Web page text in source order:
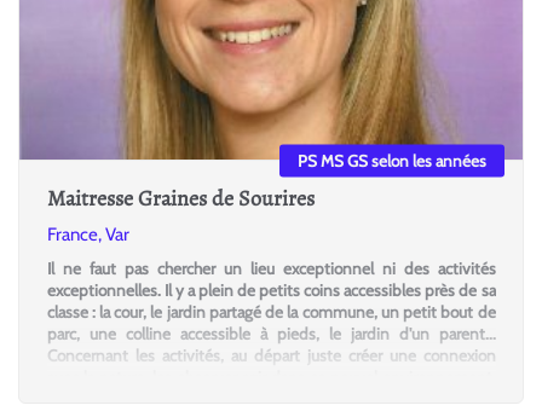
Maitresse Graines de Sourires
France, Var
Il ne faut pas chercher un lieu exceptionnel ni des activités
exceptionnelles. Il y a plein de petits coins accessibles près de sa
classe : la cour, le jardin partagé de la commune, un petit bout de
parc, une colline accessible à pieds, le jardin d'un parent...
Concernant les activités, au départ juste créer une connexion
PS MS GS selon les années